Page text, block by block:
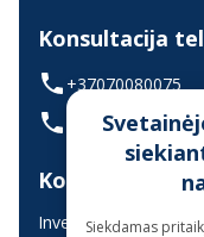
Konsultacija
+37070080075
(skambinant iš
Konsultavimas
Investuotojų
Siekdamas